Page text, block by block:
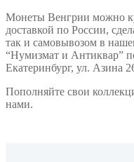
Монеты Венгрии можно
доставкой по России,
так и самовывозом в
“Нумизмат и Антиквар”
Екатеринбург, ул. Азина
Пополняйте свои
нами.